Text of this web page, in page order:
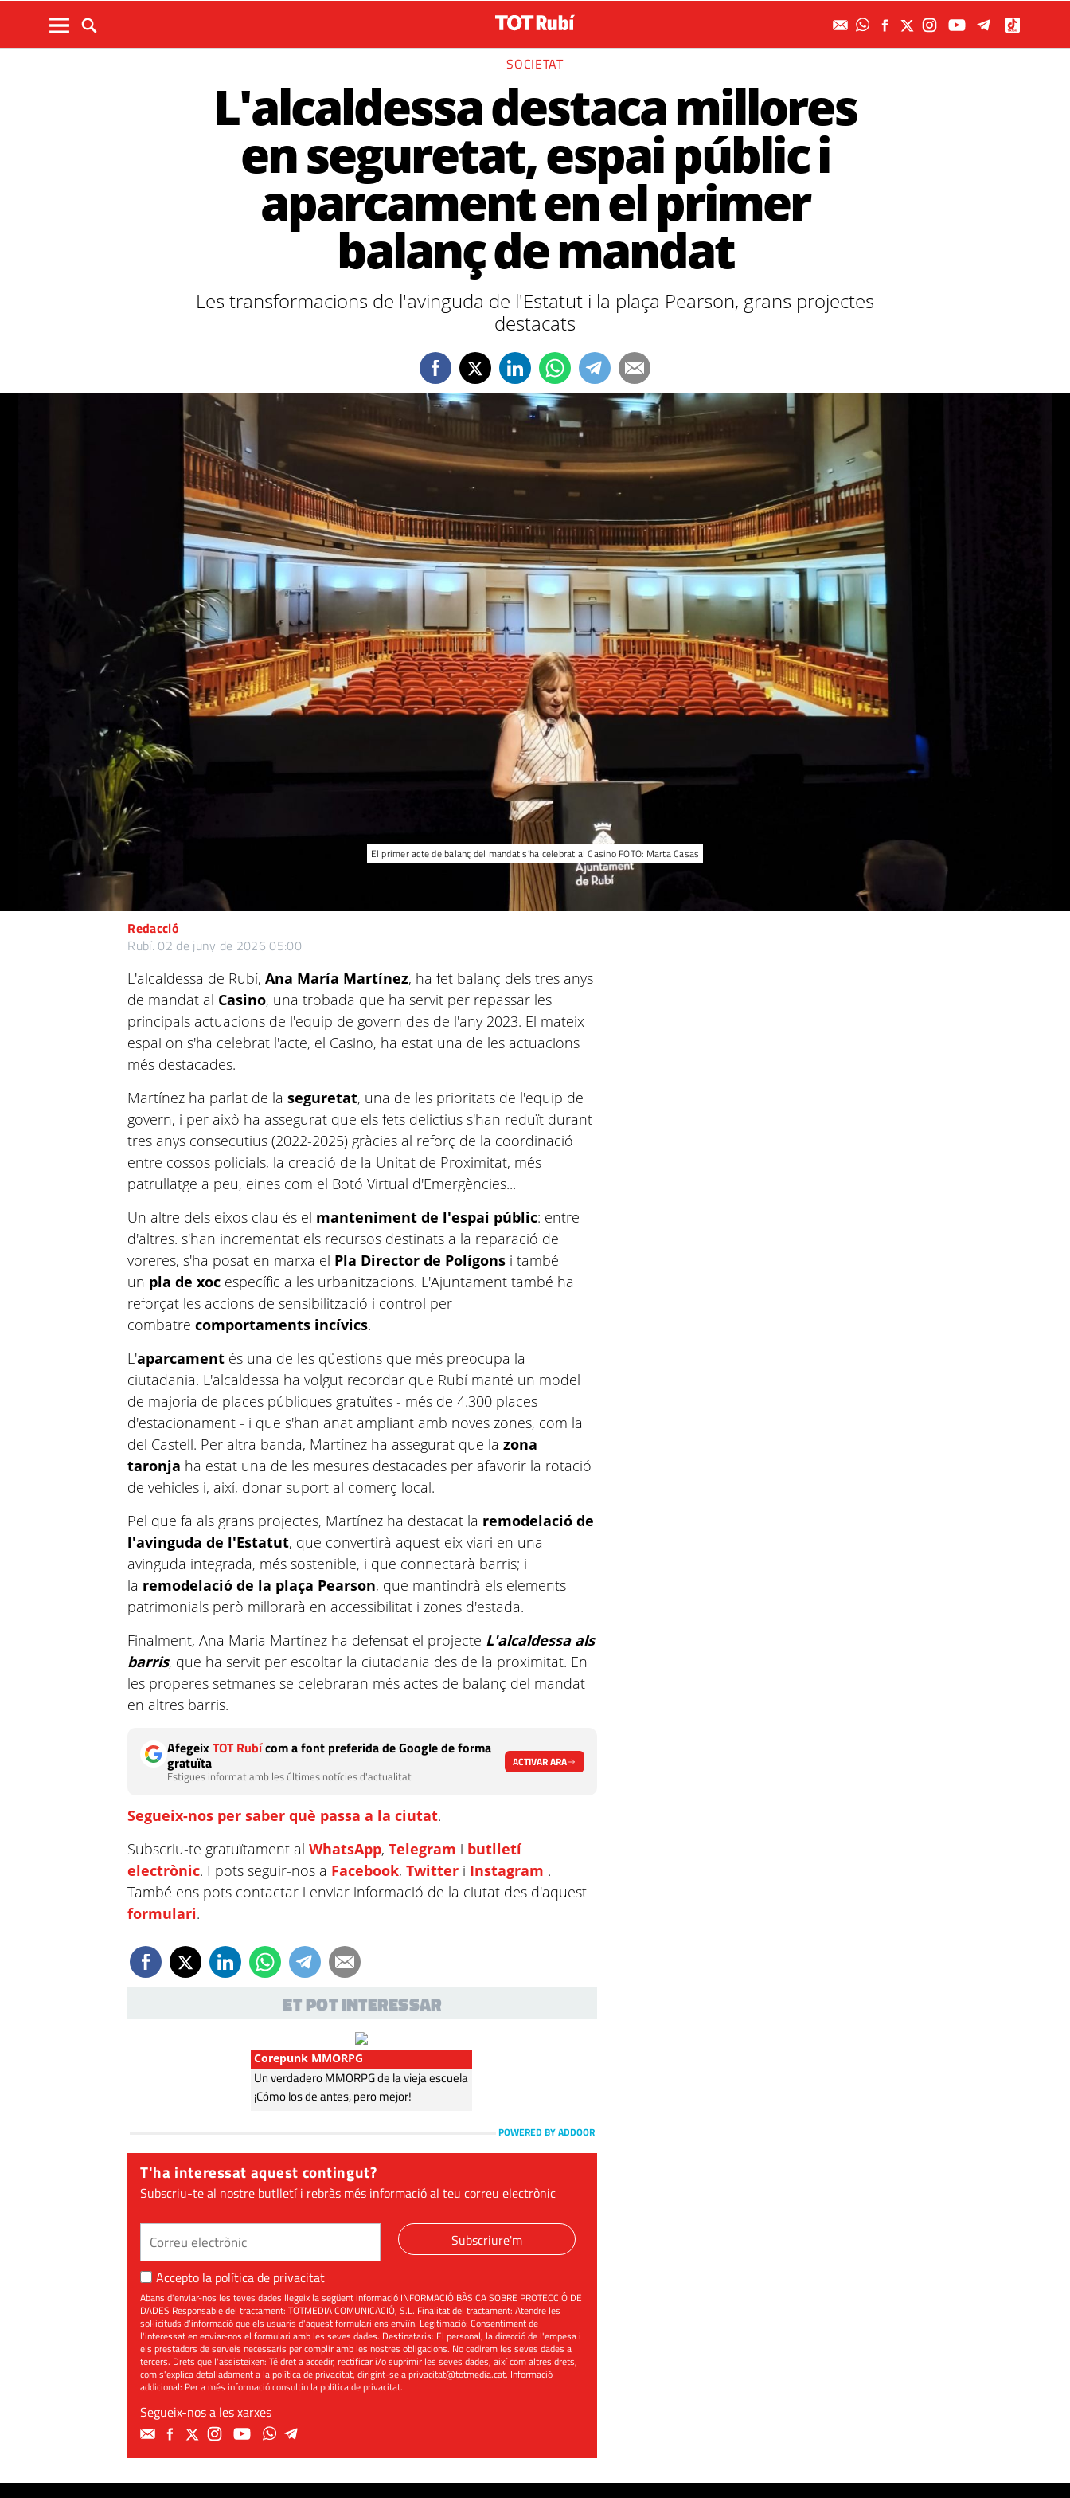
SOCIETAT
L'alcaldessa destaca millores
en seguretat, espai públic i
aparcament en el primer
balanç de mandat
Les transformacions de l'avinguda de l'Estatut i la plaça Pearson, grans projectes
destacats
El primer acte de balanç del mandat s'ha celebrat al Casino FOTO: Marta Casas
Redacció
Rubí. 02 de juny de 2026 05:00
L'alcaldessa de Rubí,Ana María Martínez, ha fet balanç dels tres anys
de mandat al Casino, una trobada que ha servit per repassar les
principals actuacions de l'equip de govern des de l'any 2023. El mateix
espai on s'ha celebrat l'acte, el Casino, ha estat una de les actuacions
més destacades.
Martínez ha parlat de laseguretat, una de les prioritats de l'equip de
govern, i per això ha assegurat que els fets delictius s'han reduït durant
tres anys consecutius (2022-2025) gràcies al reforç de la coordinació
entre cossos policials, la creació de la Unitat de Proximitat, més
patrullatge a peu, eines com el Botó Virtual d'Emergències...
Un altre dels eixos clau és el manteniment de l'espai públic: entre
d'altres. s'han incrementat els recursos destinats a la reparació de
voreres, s'ha posat en marxa el Pla Director de Polígons i també
un pla de xoc específic a les urbanitzacions. L'Ajuntament també ha
reforçat les accions de sensibilització i control per
combatrecomportaments incívics.
L'aparcament és una de les qüestions que més preocupa la
ciutadania. L'alcaldessa ha volgut recordar que Rubí manté un model
de majoria de places públiques gratuïtes - més de 4.300 places
d'estacionament - i que s'han anat ampliant amb noves zones, com la
del Castell. Per altra banda, Martínez ha assegurat que lazona
taronja ha estat una de les mesures destacades per afavorir la rotació
de vehicles i, així, donar suport al comerç local.
Pel que fa als grans projectes, Martínez ha destacat la remodelació de
l'avinguda de l'Estatut, que convertirà aquest eix viari en una
avinguda integrada, més sostenible, i que connectarà barris; i
la remodelació de la plaça Pearson, que mantindrà els elements
patrimonials però millorarà en accessibilitat i zones d'estada.
Finalment, Ana Maria Martínez ha defensat el projecte L'alcaldessa als
barris, que ha servit per escoltar la ciutadania des de la proximitat. En
les properes setmanes se celebraran més actes de balanç del mandat
en altres barris.
AfegeixTOT Rubícom a font preferida de Google de forma
gratuïta
Estigues informat amb les últimes notícies d'actualitat
ACTIVAR ARA
Segueix-nos per saber què passa a la ciutat.
Subscriu-te gratuïtament alWhatsApp,Telegram i butlletí
electrònic. I pots seguir-nos a Facebook,Twitter i Instagram .
També ens pots contactar i enviar informació de la ciutat des d'aquest
formulari.
ET POT INTERESSAR
Corepunk MMORPG
Un verdadero MMORPG de la vieja escuela
¡Cómo los de antes, pero mejor!
POWERED BY ADDOOR
T'ha interessat aquest contingut?
Subscriu-te al nostre butlletí i rebràs més informació al teu correu electrònic
Subscriure'm
Accepto la política de privacitat
Abans d'enviar-nos les teves dades llegeix la següent informació INFORMACIÓ BÀSICA SOBRE PROTECCIÓ DE
DADES Responsable del tractament: TOTMEDIA COMUNICACIÓ, S.L. Finalitat del tractament: Atendre les
sol·licituds d'informació que els usuaris d'aquest formulari ens enviïn. Legitimació: Consentiment de
l'interessat en enviar-nos el formulari amb les seves dades. Destinataris: El personal, la direcció de l'empesa i
els prestadors de serveis necessaris per complir amb les nostres obligacions. No cedirem les seves dades a
tercers. Drets que l'assisteixen: Té dret a accedir, rectificar i/o suprimir les seves dades, així com altres drets,
com s'explica detalladament a la política de privacitat, dirigint-se aprivacitat@totmedia.cat. Informació
addicional: Per a més informació consultin lapolítica de privacitat.
Segueix-nos a les xarxes